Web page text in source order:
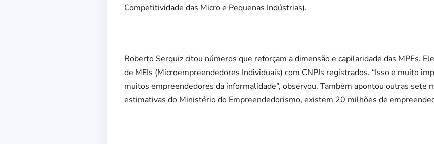
Competitividade das Micro e Pequenas Indústrias).
Roberto Serquiz citou números que reforçam a dimensão e capilaridade das MPEs.
de MEIs (Microempreendedores Individuais) com CNPJs registrados. “Isso é muito
muitos empreendedores da informalidade”, observou. Também apontou outras sete
estimativas do Ministério do Empreendedorismo, existem 20 milhões de